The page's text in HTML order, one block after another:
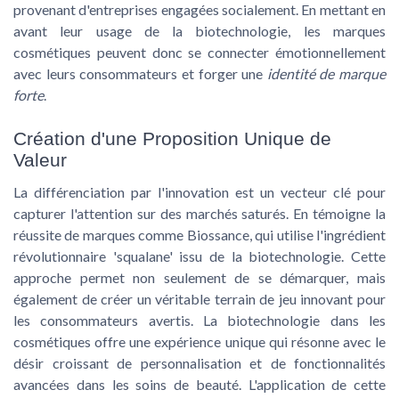
provenant d'entreprises engagées socialement. En mettant en
avant leur usage de la biotechnologie, les marques
cosmétiques peuvent donc se connecter émotionnellement
avec leurs consommateurs et forger une identité de marque
forte.
Création d'une Proposition Unique de
Valeur
La différenciation par l'innovation est un vecteur clé pour
capturer l'attention sur des marchés saturés. En témoigne la
réussite de marques comme Biossance, qui utilise l'ingrédient
révolutionnaire 'squalane' issu de la biotechnologie. Cette
approche permet non seulement de se démarquer, mais
également de créer un véritable terrain de jeu innovant pour
les consommateurs avertis. La biotechnologie dans les
cosmétiques offre une expérience unique qui résonne avec le
désir croissant de personnalisation et de fonctionnalités
avancées dans les soins de beauté. L'application de cette